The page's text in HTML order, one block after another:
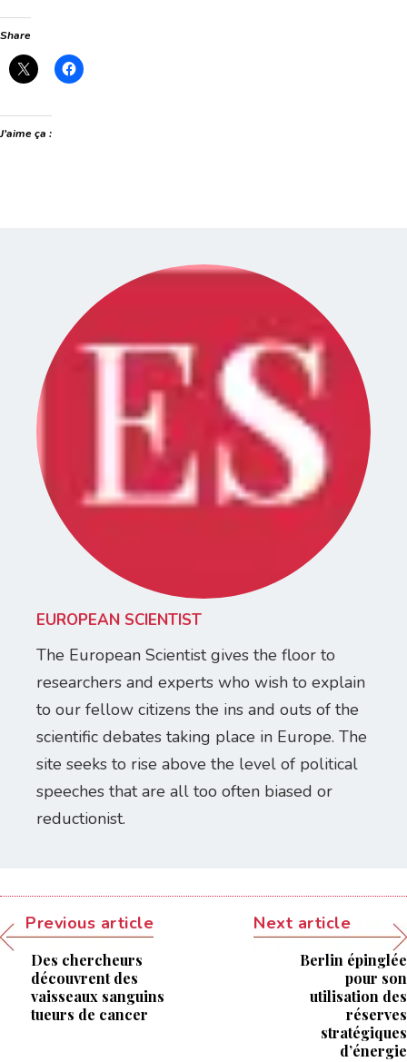
Share
J’aime ça :
EUROPEAN SCIENTIST
The European Scientist gives the floor to
researchers and experts who wish to explain
to our fellow citizens the ins and outs of the
scientific debates taking place in Europe. The
site seeks to rise above the level of political
speeches that are all too often biased or
reductionist.
Previous article
Des chercheurs
découvrent des
vaisseaux sanguins
tueurs de cancer
Next article
Berlin épinglée
pour son
utilisation des
réserves
stratégiques
d’énergie